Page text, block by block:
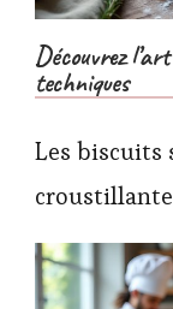
Découvrez
techniques
Les biscuits